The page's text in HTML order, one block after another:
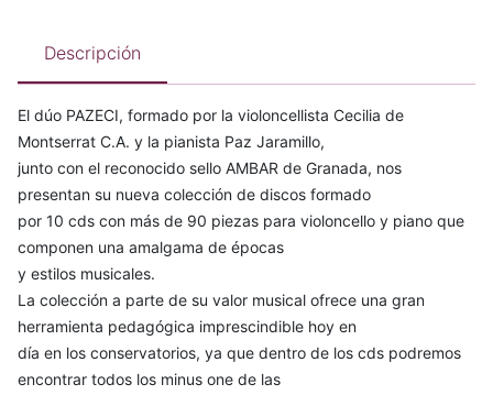
Descripción
El dúo PAZECI, formado por la violoncellista Cecilia de
Montserrat C.A. y la pianista Paz Jaramillo,
junto con el reconocido sello AMBAR de Granada, nos
presentan su nueva colección de discos formado
por 10 cds con más de 90 piezas para violoncello y piano que
componen una amalgama de épocas
y estilos musicales.
La colección a parte de su valor musical ofrece una gran
herramienta pedagógica imprescindible hoy en
día en los conservatorios, ya que dentro de los cds podremos
encontrar todos los minus one de las